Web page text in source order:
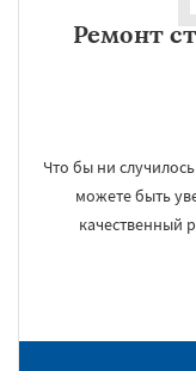
Ремонт
Что бы ни
можете быть
качественный